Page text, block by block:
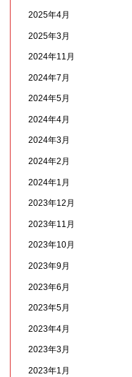
2025年4月
2025年3月
2024年11月
2024年7月
2024年5月
2024年4月
2024年3月
2024年2月
2024年1月
2023年12月
2023年11月
2023年10月
2023年9月
2023年6月
2023年5月
2023年4月
2023年3月
2023年1月